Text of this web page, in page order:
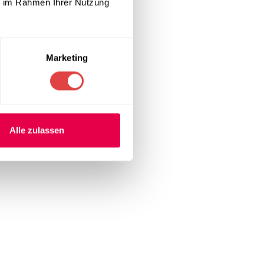
Rahmen Ihrer Nutzung
Marketing
Alle zulassen
.